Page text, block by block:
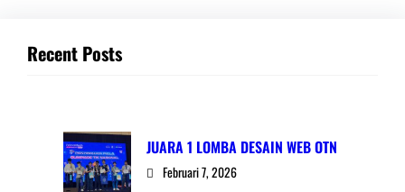
Recent Posts
JUARA 1 LOMBA DESAIN WEB OTN
Februari 7, 2026